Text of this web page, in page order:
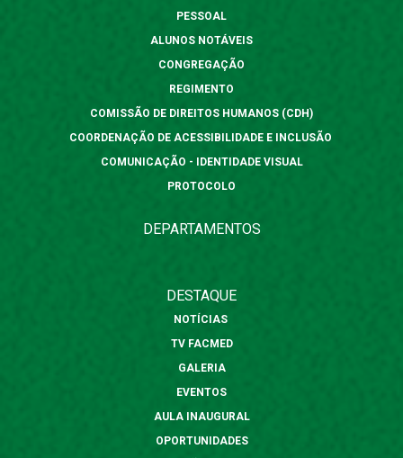
PESSOAL
ALUNOS NOTÁVEIS
CONGREGAÇÃO
REGIMENTO
COMISSÃO DE DIREITOS HUMANOS (CDH)
COORDENAÇÃO DE ACESSIBILIDADE E INCLUSÃO
COMUNICAÇÃO - IDENTIDADE VISUAL
PROTOCOLO
DEPARTAMENTOS
DESTAQUE
NOTÍCIAS
TV FACMED
GALERIA
EVENTOS
AULA INAUGURAL
OPORTUNIDADES